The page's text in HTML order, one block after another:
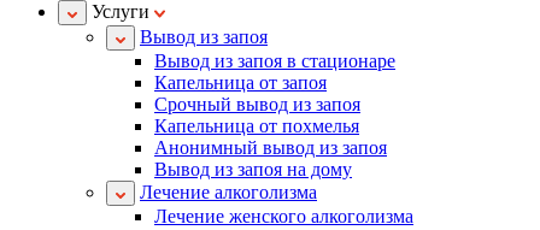
Услуги
Вывод из запоя
Вывод из запоя в стационаре
Капельница от запоя
Срочный вывод из запоя
Капельница от похмелья
Анонимный вывод из запоя
Вывод из запоя на дому
Лечение алкоголизма
Лечение женского алкоголизма